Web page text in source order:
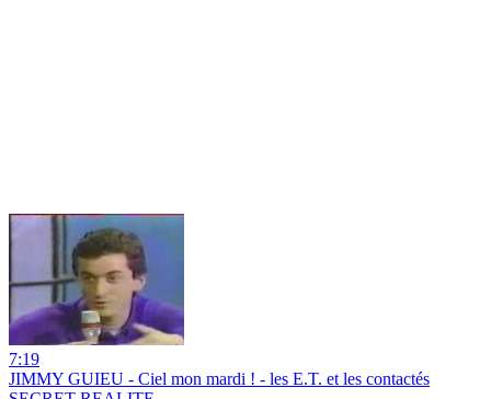
7:19
JIMMY GUIEU - Ciel mon mardi ! - les E.T. et les contactés